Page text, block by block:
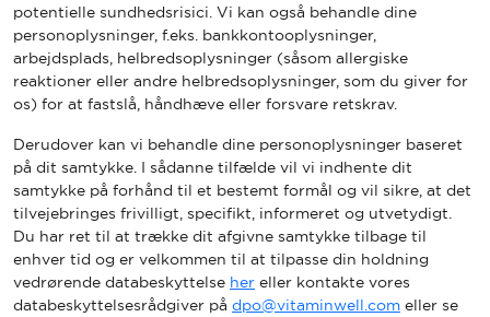
potentielle sundhedsrisici. Vi kan også behandle dine
personoplysninger, f.eks. bankkontooplysninger,
arbejdsplads, helbredsoplysninger (såsom allergiske
reaktioner eller andre helbredsoplysninger, som du giver for
os) for at fastslå, håndhæve eller forsvare retskrav.
Derudover kan vi behandle dine personoplysninger baseret
på dit samtykke. I sådanne tilfælde vil vi indhente dit
samtykke på forhånd til et bestemt formål og vil sikre, at det
tilvejebringes frivilligt, specifikt, informeret og utvetydigt.
Du har ret til at trække dit afgivne samtykke tilbage til
enhver tid og er velkommen til at tilpasse din holdning
vedrørende databeskyttelse her eller kontakte vores
databeskyttelsesrådgiver på dpo@vitaminwell.com eller se